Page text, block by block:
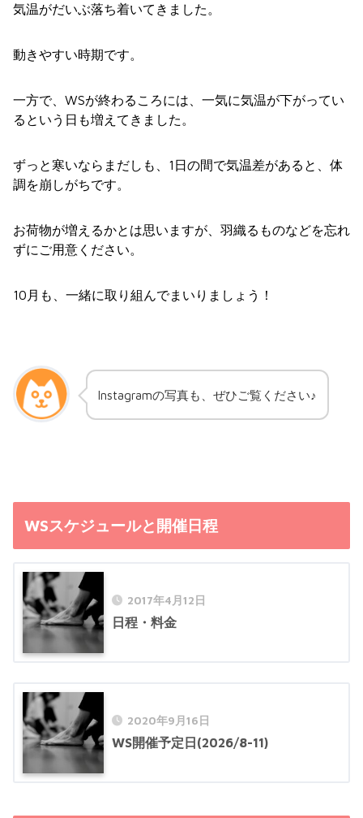
気温がだいぶ落ち着いてきました。
動きやすい時期です。
一方で、WSが終わるころには、一気に気温が下がってい
るという日も増えてきました。
ずっと寒いならまだしも、1日の間で気温差があると、体
調を崩しがちです。
お荷物が増えるかとは思いますが、羽織るものなどを忘れ
ずにご用意ください。
10月も、一緒に取り組んでまいりましょう！
Instagramの写真も、ぜひご覧ください♪
WSスケジュールと開催日程
2017年4月12日
日程・料金
2020年9月16日
WS開催予定日(2026/8-11)